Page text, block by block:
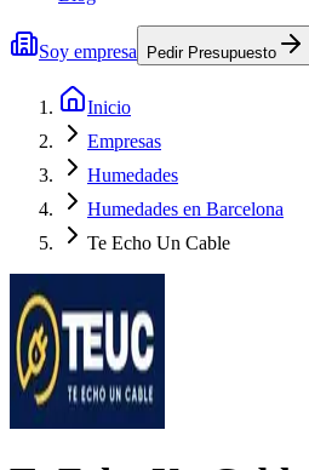
Soy empresa Pedir Presupuesto
Inicio
Empresas
Humedades
Humedades en Barcelona
Te Echo Un Cable